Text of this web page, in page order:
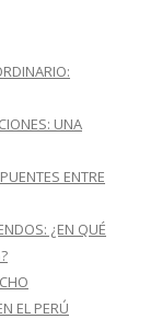
UNA
ENTRE
¿EN QUÉ
EL PERÚ